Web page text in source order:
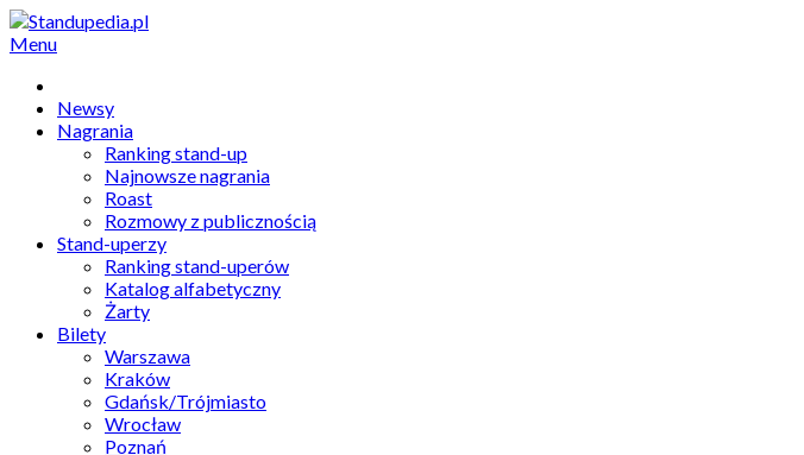
Menu
Newsy
Nagrania
Ranking stand-up
Najnowsze nagrania
Roast
Rozmowy z publicznością
Stand-uperzy
Ranking stand-uperów
Katalog alfabetyczny
Żarty
Bilety
Warszawa
Kraków
Gdańsk/Trójmiasto
Wrocław
Poznań